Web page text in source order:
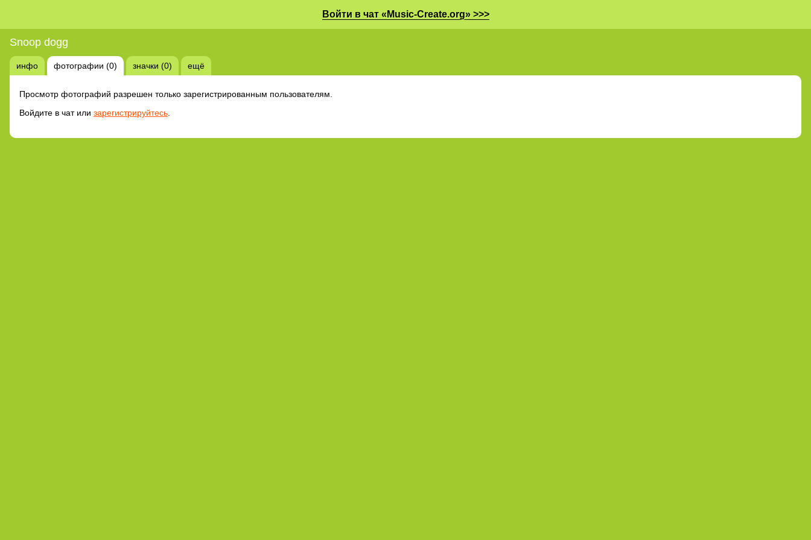
Войти в чат «Music-Create.org» >>>
Snoop dogg
инфо фотографии (0) значки (0) ещё
Просмотр фотографий разрешен только зарегистрированным пользователям.
Войдите в чат или зарегистрируйтесь